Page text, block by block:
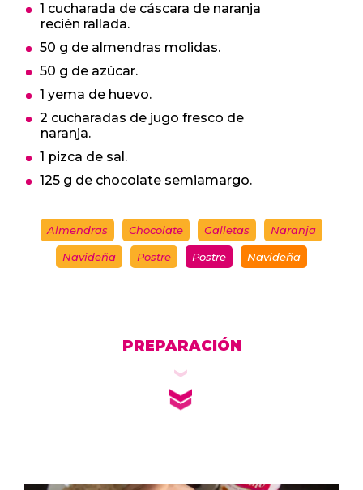
1 cucharada de cáscara de naranja
recién rallada.
50 g de almendras molidas.
50 g de azúcar.
1 yema de huevo.
2 cucharadas de jugo fresco de
naranja.
1 pizca de sal.
125 g de chocolate semiamargo.
Almendras Chocolate Galletas Naranja
Navideña Postre Postre Navideña
PREPARACIÓN